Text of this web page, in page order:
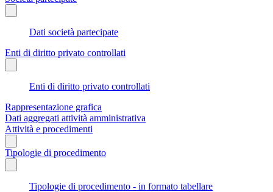
Dati società partecipate
Enti di diritto privato controllati
Enti di diritto privato controllati
Rappresentazione grafica
Dati aggregati attività amministrativa
Attività e procedimenti
Tipologie di procedimento
Tipologie di procedimento - in formato tabellare